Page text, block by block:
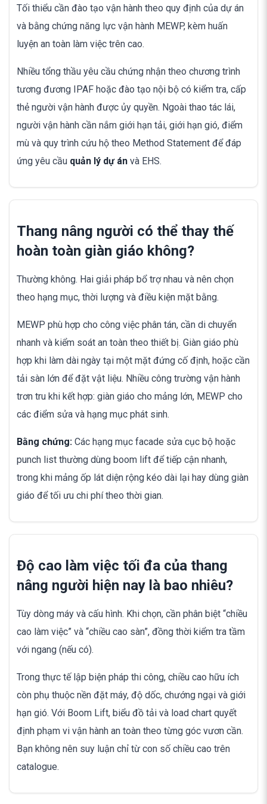
Tối thiểu cần đào tạo vận hành theo quy định của dự án
và bằng chứng năng lực vận hành MEWP, kèm huấn
luyện an toàn làm việc trên cao.
Nhiều tổng thầu yêu cầu chứng nhận theo chương trình
tương đương IPAF hoặc đào tạo nội bộ có kiểm tra, cấp
thẻ người vận hành được ủy quyền. Ngoài thao tác lái,
người vận hành cần nắm giới hạn tải, giới hạn gió, điểm
mù và quy trình cứu hộ theo Method Statement để đáp
ứng yêu cầu quản lý dự án và EHS.
Thang nâng người có thể thay thế
hoàn toàn giàn giáo không?
Thường không. Hai giải pháp bổ trợ nhau và nên chọn
theo hạng mục, thời lượng và điều kiện mặt bằng.
MEWP phù hợp cho công việc phân tán, cần di chuyển
nhanh và kiểm soát an toàn theo thiết bị. Giàn giáo phù
hợp khi làm dài ngày tại một mặt đứng cố định, hoặc cần
tải sàn lớn để đặt vật liệu. Nhiều công trường vận hành
trơn tru khi kết hợp: giàn giáo cho mảng lớn, MEWP cho
các điểm sửa và hạng mục phát sinh.
Bằng chứng: Các hạng mục facade sửa cục bộ hoặc
punch list thường dùng boom lift để tiếp cận nhanh,
trong khi mảng ốp lát diện rộng kéo dài lại hay dùng giàn
giáo để tối ưu chi phí theo thời gian.
Độ cao làm việc tối đa của thang
nâng người hiện nay là bao nhiêu?
Tùy dòng máy và cấu hình. Khi chọn, cần phân biệt “chiều
cao làm việc” và “chiều cao sàn”, đồng thời kiểm tra tầm
với ngang (nếu có).
Trong thực tế lập biện pháp thi công, chiều cao hữu ích
còn phụ thuộc nền đặt máy, độ dốc, chướng ngại và giới
hạn gió. Với Boom Lift, biểu đồ tải và load chart quyết
định phạm vi vận hành an toàn theo từng góc vươn cần.
Bạn không nên suy luận chỉ từ con số chiều cao trên
catalogue.